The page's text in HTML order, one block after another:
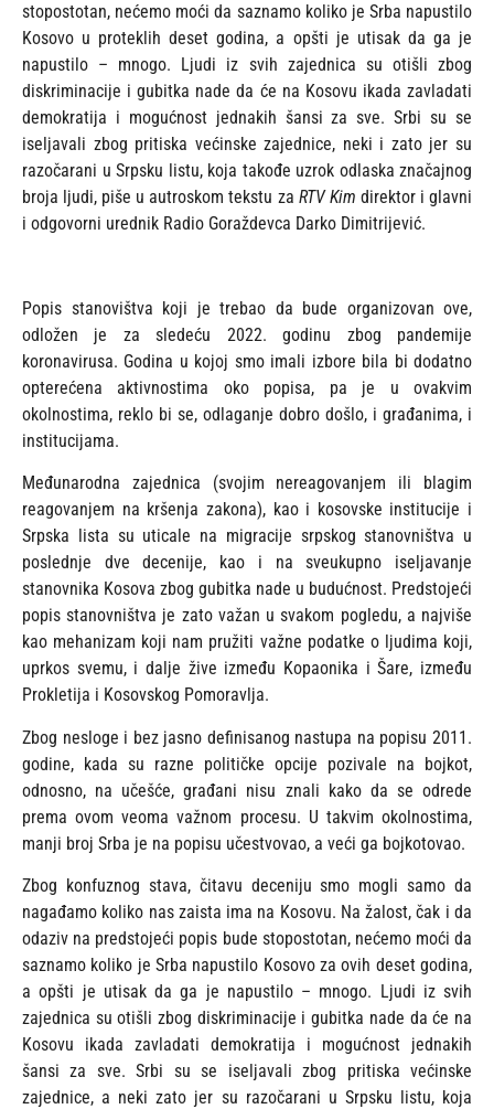
stopostotan, nećemo moći da saznamo koliko je Srba napustilo
Kosovo u proteklih deset godina, a opšti je utisak da ga je
napustilo – mnogo. Ljudi iz svih zajednica su otišli zbog
diskriminacije i gubitka nade da će na Kosovu ikada zavladati
demokratija i mogućnost jednakih šansi za sve. Srbi su se
iseljavali zbog pritiska većinske zajednice, neki i zato jer su
razočarani u Srpsku listu, koja takođe uzrok odlaska značajnog
broja ljudi, piše u autroskom tekstu za RTV Kim direktor i glavni
i odgovorni urednik Radio Goraždevca Darko Dimitrijević.
Popis stanovištva koji je trebao da bude organizovan ove,
odložen je za sledeću 2022. godinu zbog pandemije
koronavirusa. Godina u kojoj smo imali izbore bila bi dodatno
opterećena aktivnostima oko popisa, pa je u ovakvim
okolnostima, reklo bi se, odlaganje dobro došlo, i građanima, i
institucijama.
Međunarodna zajednica (svojim nereagovanjem ili blagim
reagovanjem na kršenja zakona), kao i kosovske institucije i
Srpska lista su uticale na migracije srpskog stanovništva u
poslednje dve decenije, kao i na sveukupno iseljavanje
stanovnika Kosova zbog gubitka nade u budućnost. Predstojeći
popis stanovništva je zato važan u svakom pogledu, a najviše
kao mehanizam koji nam pružiti važne podatke o ljudima koji,
uprkos svemu, i dalje žive između Kopaonika i Šare, između
Prokletija i Kosovskog Pomoravlja.
Zbog nesloge i bez jasno definisanog nastupa na popisu 2011.
godine, kada su razne političke opcije pozivale na bojkot,
odnosno, na učešće, građani nisu znali kako da se odrede
prema ovom veoma važnom procesu. U takvim okolnostima,
manji broj Srba je na popisu učestvovao, a veći ga bojkotovao.
Zbog konfuznog stava, čitavu deceniju smo mogli samo da
nagađamo koliko nas zaista ima na Kosovu. Na žalost, čak i da
odaziv na predstojeći popis bude stopostotan, nećemo moći da
saznamo koliko je Srba napustilo Kosovo za ovih deset godina,
a opšti je utisak da ga je napustilo – mnogo. Ljudi iz svih
zajednica su otišli zbog diskriminacije i gubitka nade da će na
Kosovu ikada zavladati demokratija i mogućnost jednakih
šansi za sve. Srbi su se iseljavali zbog pritiska većinske
zajednice, a neki zato jer su razočarani u Srpsku listu, koja